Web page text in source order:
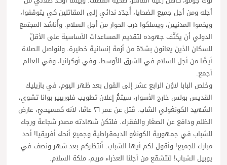
أجله ومن أجل جميع الضحايا، أُجدّد ندائي إلى المقاتلين كي يتوقفوا،
ويحُموا المدنيين، ويسلكوا درب الحوار من أجل السلام. وأُناشد المجتمع
الدولي أن يكثّف جهوده لتقديم المساعدات الأساسية على الأقلّ
للسكان الذين يعانون بشدّة من أزمة إنسانية خطيرة. ولنواصل الصلاة
أيضًا من أجل السلام في الشرق الأوسط، وفي أوكرانيا، وفي العالم
أجمع.
وخلص البابا لاوُن الرابع عشر إلى القول بعد ظهر اليوم، في بازيليك
القديس بولس خارج الأسوار، سيتمُّ إعلان تطويب فلوريبير بوانا تشوي،
الشهيد الكونغولي الشاب. قُتل عن عمر ٢٦ عامًا، لأنه كمسيحيّ، عارض
الظلم ودافع عن الصغار والفقراء. فلتكن شهادته مصدر شجاعة ورجاء
للشباب في جمهورية الكونغو الديمقراطية وجميع أنحاء أفريقيا! أحد
مبارك للجميع! وأقول لكم أيها الشباب: أَنتظركم بعد شهر ونصف في
يوبيل الشباب! لتتشفّع من أجلنا العذراء مريم، ملكة السلام.